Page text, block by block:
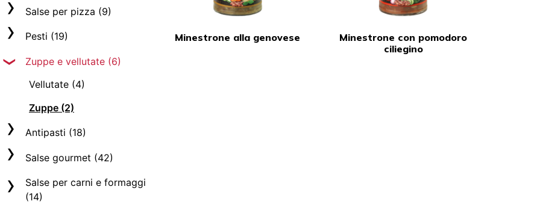
La selezione ragù (3)
Sughi Bio (4)
Salse Alfredo (5)
Creme formaggio Bio (2)
Sughi con polpette
Salse per pizza (9)
Salse per pizza rosse (4)
Salse per pizza bianche
Pesti (19)
Pesti (5)
Pesti vegani (4)
Pesti con frutta secca (3)
Pesti e Paté Bio (7)
Zuppe e vellutate (6)
Vellutate (4)
Zuppe (2)
Antipasti (18)
Antipasti (14)
Flan (4)
Salse gourmet (42)
Salse vegane (7)
Salse della tradizione (12)
Salse per carni e formaggi
(14)
Minestrone alla genovese
Minestrone con pomodoro
ciliegino